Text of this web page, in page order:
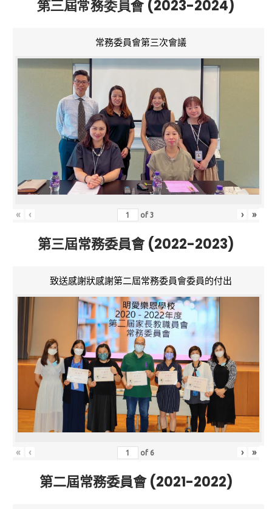
第三屆常務委員會 (2023-2024)
常務委員會第三次會議
« ‹ of3 › »
第三屆常務委員會 (2022-2023)
致送感謝狀感謝第二屆常務委員會委員的付出
« ‹ of 6 › »
第二屆常務委員會 (2021-2022)